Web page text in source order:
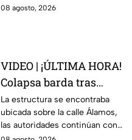
transmisores.
08 agosto, 2026
VIDEO | ¡ÚLTIMA HORA!
Colapsa barda tras
intensa lluvia en León;
¿hay personas
lesionadas?
La estructura se encontraba
ubicada sobre la calle Álamos,
las autoridades continúan con